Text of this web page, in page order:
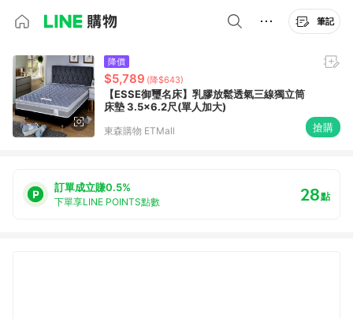
筆記
降價
$5,789 (降$643)
【ESSE御璽名床】乳膠放鬆透氣三線獨立筒
床墊 3.5x6.2尺(單人加大)
東森購物 ETMall 搶購
訂單成立賺0.5%
下單享LINE POINTS點數 28點